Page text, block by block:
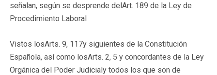
señalan, según se desprende delArt. 189 de la Ley de
Procedimiento Laboral
Vistos losArts. 9, 117y siguientes de la Constitución
Española, así como losArts. 2, 5 y concordantes de la Ley
Orgánica del Poder Judicialy todos los que son de